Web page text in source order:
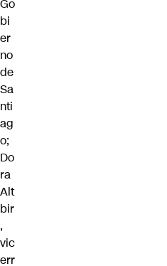
Go
bi
er
no
de
Sa
nti
ag
o;
Do
ra
Alt
bir
,
vic
err